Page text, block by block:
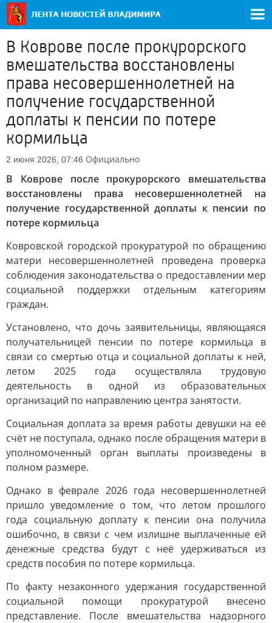
В Коврове после прокурорского
вмешательства восстановлены
права несовершеннолетней на
получение государственной
доплаты к пенсии по потере
кормильца
2 июня 2026, 07:46 Официально
В Коврове после прокурорского вмешательства
восстановлены права несовершеннолетней на
получение государственной доплаты к пенсии по
потере кормильца
Ковровской городской прокуратурой по обращению
матери несовершеннолетней проведена проверка
соблюдения законодательства о предоставлении мер
социальной поддержки отдельным категориям
граждан.
Установлено, что дочь заявительницы, являющаяся
получательницей пенсии по потере кормильца в
связи со смертью отца и социальной доплаты к ней,
летом 2025 года осуществляла трудовую
деятельность в одной из образовательных
организаций по направлению центра занятости.
Социальная доплата за время работы девушки на её
счёт не поступала, однако после обращения матери в
уполномоченный орган выплаты произведены в
полном размере.
Однако в феврале 2026 года несовершеннолетней
пришло уведомление о том, что летом прошлого
года социальную доплату к пенсии она получила
ошибочно, в связи с чем излишне выплаченные ей
денежные средства будут с неё удерживаться из
средств пособия по потере кормильца.
По факту незаконного удержания государственной
социальной помощи прокуратурой внесено
представление. После вмешательства надзорного